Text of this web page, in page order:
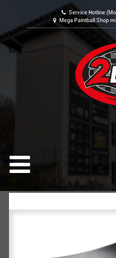
Service Hotline
Mega Paintball Shop